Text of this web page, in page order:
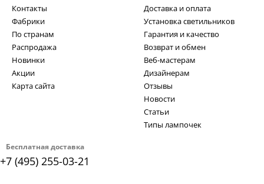
Бесплатная доставка
+7 (495) 255-03-21
Контакты
Фабрики
По странам
Распродажа
Новинки
Акции
Карта сайта
Доставка и оплата
Установка светильников
Гарантия и качество
Возврат и обмен
Веб-мастерам
Дизайнерам
Отзывы
Новости
Статьи
Типы лампочек